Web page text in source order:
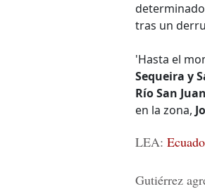
tras un
'Hasta el
Sequeira y
Río San Juan
en la zona,
LEA:
Gutiérrez